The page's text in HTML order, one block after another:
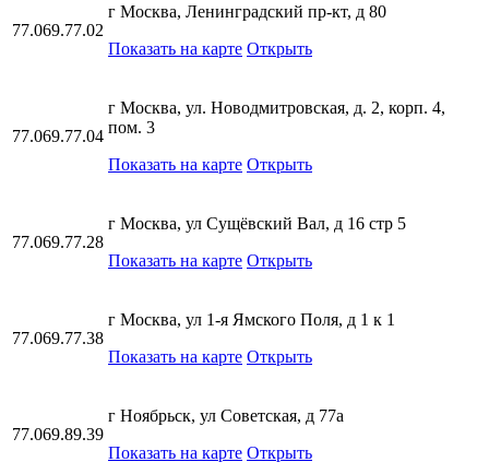
77.069.77.02
г Москва, Ленинградский пр-кт, д 80
Показать на карте Открыть
77.069.77.04
г Москва, ул. Новодмитровская, д. 2, корп. 4,
пом. 3
Показать на карте Открыть
77.069.77.28
г Москва, ул Сущёвский Вал, д 16 стр 5
Показать на карте Открыть
77.069.77.38
г Москва, ул 1-я Ямского Поля, д 1 к 1
Показать на карте Открыть
77.069.89.39
г Ноябрьск, ул Советская, д 77а
Показать на карте Открыть